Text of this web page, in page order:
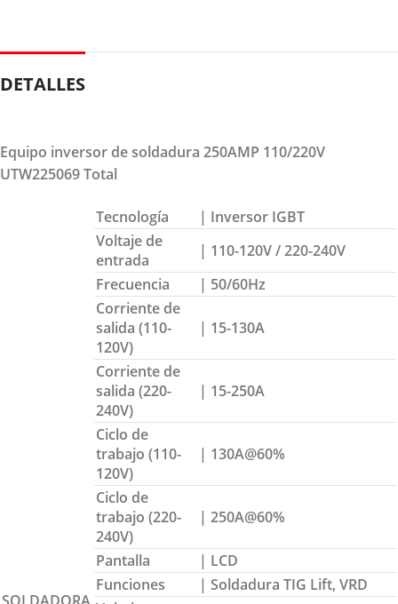
DETALLES
Equipo inversor de soldadura 250AMP 110/220V
UTW225069 Total
Tecnología
| Inversor IGBT
Voltaje de
entrada
| 110-120V / 220-240V
Frecuencia
| 50/60Hz
Corriente de
salida (110-
120V)
| 15-130A
Corriente de
salida (220-
240V)
| 15-250A
Ciclo de
trabajo (110-
120V)
| 130A@60%
Ciclo de
trabajo (220-
240V)
| 250A@60%
Pantalla
| LCD
Funciones
| Soldadura TIG Lift, VRD